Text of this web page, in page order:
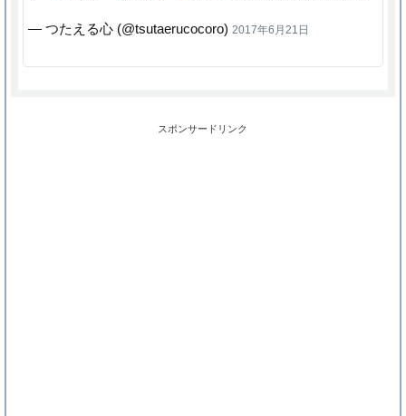
— つたえる心 (@tsutaerucocoro) 2017年6月21日
スポンサードリンク